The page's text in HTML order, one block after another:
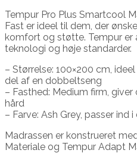
Tempur Pro Plus Smartcool
Fast er ideel til dem, der
komfort og støtte. Tempur er
teknologi og høje standarder.
– Størrelse: 100×200 cm,
del af en dobbeltseng
– Fasthed: Medium firm,
hård
– Farve: Ash Grey, passer ind
Madrassen er konstrueret
Materiale og Tempur Adapt